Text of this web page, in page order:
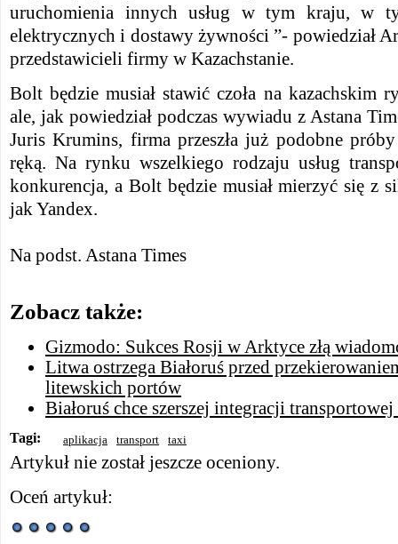
uruchomienia innych usług w tym kraju, w
elektrycznych i dostawy żywności ”- powiedział
przedstawicieli firmy w Kazachstanie.
Bolt będzie musiał stawić czoła na kazachskim
ale, jak powiedział podczas wywiadu z Astana
Juris Krumins, firma przeszła już podobne
ręką. Na rynku wszelkiego rodzaju usług
konkurencja, a Bolt będzie musiał mierzyć się z
jak Yandex.
Na podst. Astana Times
Zobacz także:
Gizmodo: Sukces Rosji w Arktyce złą
Litwa ostrzega Białoruś przed
litewskich portów
Białoruś chce szerszej integracji
Tagi: aplikacja transport taxi
Artykuł nie został jeszcze oceniony.
Oceń artykuł: